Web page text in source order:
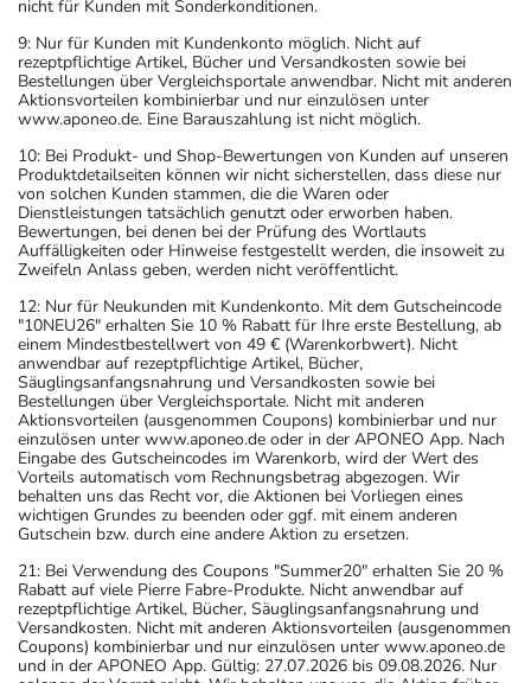
nicht für Kunden mit Sonderkonditionen.
9: Nur für Kunden mit Kundenkonto möglich. Nicht auf
rezeptpflichtige Artikel, Bücher und Versandkosten sowie bei
Bestellungen über Vergleichsportale anwendbar. Nicht mit anderen
Aktionsvorteilen kombinierbar und nur einzulösen unter
www.aponeo.de. Eine Barauszahlung ist nicht möglich.
10: Bei Produkt- und Shop-Bewertungen von Kunden auf unseren
Produktdetailseiten können wir nicht sicherstellen, dass diese nur
von solchen Kunden stammen, die die Waren oder
Dienstleistungen tatsächlich genutzt oder erworben haben.
Bewertungen, bei denen bei der Prüfung des Wortlauts
Auffälligkeiten oder Hinweise festgestellt werden, die insoweit zu
Zweifeln Anlass geben, werden nicht veröffentlicht.
12: Nur für Neukunden mit Kundenkonto. Mit dem Gutscheincode
"10NEU26" erhalten Sie 10 % Rabatt für Ihre erste Bestellung, ab
einem Mindestbestellwert von 49 € (Warenkorbwert). Nicht
anwendbar auf rezeptpflichtige Artikel, Bücher,
Säuglingsanfangsnahrung und Versandkosten sowie bei
Bestellungen über Vergleichsportale. Nicht mit anderen
Aktionsvorteilen (ausgenommen Coupons) kombinierbar und nur
einzulösen unter www.aponeo.de oder in der APONEO App. Nach
Eingabe des Gutscheincodes im Warenkorb, wird der Wert des
Vorteils automatisch vom Rechnungsbetrag abgezogen. Wir
behalten uns das Recht vor, die Aktionen bei Vorliegen eines
wichtigen Grundes zu beenden oder ggf. mit einem anderen
Gutschein bzw. durch eine andere Aktion zu ersetzen.
21: Bei Verwendung des Coupons "Summer20" erhalten Sie 20 %
Rabatt auf viele Pierre Fabre-Produkte. Nicht anwendbar auf
rezeptpflichtige Artikel, Bücher, Säuglingsanfangsnahrung und
Versandkosten. Nicht mit anderen Aktionsvorteilen (ausgenommen
Coupons) kombinierbar und nur einzulösen unter www.aponeo.de
und in der APONEO App. Gültig: 27.07.2026 bis 09.08.2026. Nur